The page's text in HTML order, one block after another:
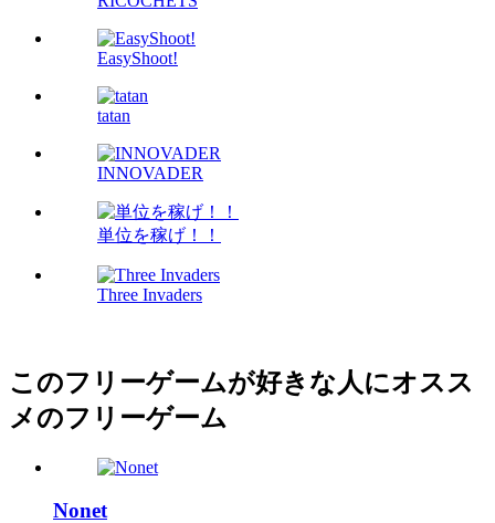
EasyShoot!
tatan
INNOVADER
単位を稼げ！！
Three Invaders
このフリーゲームが好きな人にオスス
メのフリーゲーム
Nonet